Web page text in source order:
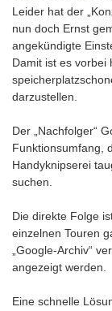
Leider hat der
nun doch Ernst
angekündigte
Damit ist es vorbei
darzustellen.
Der „Nachfolger“
Funktionsumfang,
Handyknipserei
suchen.
Die direkte Folge
einzelnen Touren
„Google-Archiv“
angezeigt werden.
Eine schnelle